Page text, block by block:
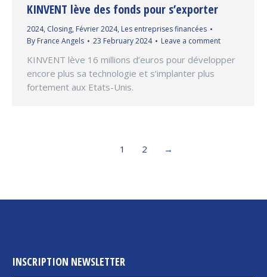
KINVENT lève des fonds pour s’exporter
2024, Closing, Février 2024, Les entreprises financées
By France Angels 23 February 2024 Leave a comment
KINVENT lève 16 millions d’euros pour développer
encore plus sa technologie et s’implanter plus
fortement aux Etats-Unis.
1 2 →
INSCRIPTION NEWSLETTER